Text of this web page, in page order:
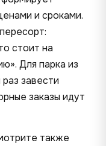
и сроками.
стоит на
Для парка из
завести
заказы идут
также